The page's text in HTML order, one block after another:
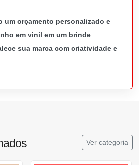
um orçamento personalizado e
em vinil em um brinde
sua marca com criatividade e
Ver categoria